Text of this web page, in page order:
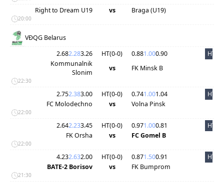
Right to Dream U19 vs Braga (U19)
20:00
VĐQG Belarus
2.682.283.26 HT(0-0) 0.881.000.90
HT
Kommunalnik
Slonim
vs FK Minsk B
22:30
2.752.383.00 HT(0-0) 0.741.001.04
HT
FC Molodechno
vs Volna Pinsk
22:00
2.642.233.45 HT(0-0) 0.971.000.81
HT
FK Orsha
vs FC Gomel B
22:00
4.232.632.00 HT(0-0) 0.871.500.91
HT
BATE-2 Borisov
vs FK Bumprom
21:30